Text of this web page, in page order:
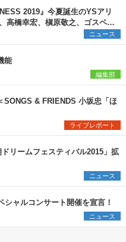
2019』今夏誕生のYSアリ
高橋幸宏、槇原敬之、ゴスペラ
発表
ニュース
能
編集部
SONGS & FRIENDS 小坂忠「ほ
ライブレポート
リームフェスティバル2015」拡
ニュース
ャルコンサート開催を宣言！
ニュース